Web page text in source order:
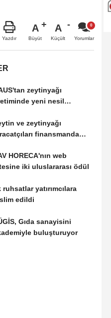
Yazdır
A
Büyüt
A
Küçült Yorumlar
zeytinyağı
yeni nesil
ve zeytinyağı
finansmanda
HORECA'nın web
iki uluslararası ödül
ruhsatlar yatırımcılara
edildi
Gıda sanayisini
buluşturuyor